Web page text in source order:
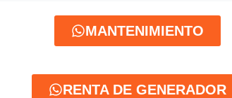
MANTENIMIENTO
RENTA DE GENERADOR